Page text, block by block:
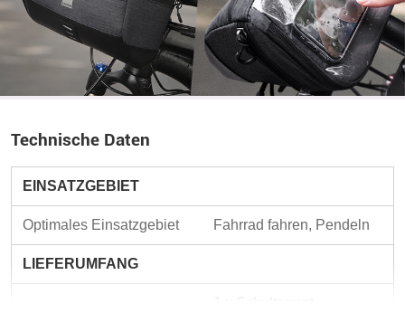
Technische Daten
EINSATZGEBIET
Optimales Einsatzgebiet Fahrrad fahren, Pendeln
LIEFERUMFANG